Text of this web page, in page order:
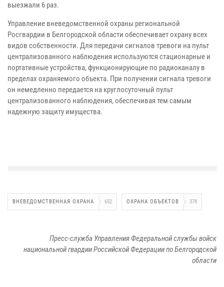
выезжали 6 раз.
Управление вневедомственной охраны региональной
Росгвардии в Белгородской области обеспечивает охрану всех
видов собственности. Для передачи сигналов тревоги на пульт
централизованного наблюдения используются стационарные и
портативные устройства, функционирующие по радиоканалу в
пределах охраняемого объекта. При получении сигнала тревоги
он немедленно передается на круглосуточный пульт
централизованного наблюдения, обеспечивая тем самым
надежную защиту имущества.
ВНЕВЕДОМСТВЕННАЯ ОХРАНА 652 ОХРАНА ОБЪЕКТОВ 378
Пресс-служба Управления Федеральной службы войск
национальной гвардии Российской Федерации по Белгородской
области